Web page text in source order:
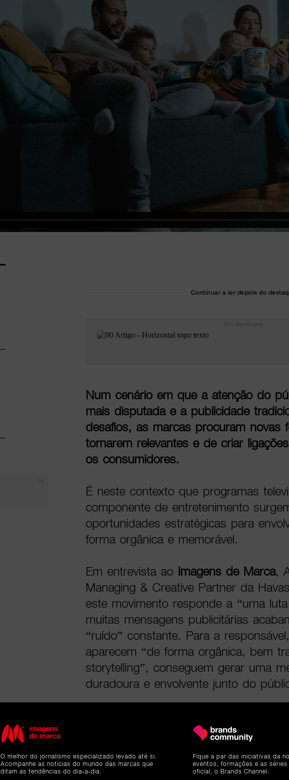
Continuar a ler depois do
Num cenário em que a atenção do
mais disputada e a publicidade
desafios, as marcas procuram novas
tornarem relevantes e de criar
os consumidores.
É neste contexto que programas
componente de entretenimento
oportunidades estratégicas para
forma orgânica e memorável.
Em entrevista ao Imagens de Marca,
Managing & Creative Partner da
este movimento responde a “uma
muitas mensagens publicitárias
“ruído” constante. Para a
aparecem “de forma orgânica, bem
storytelling”, conseguem gerar uma
duradoura e envolvente junto do
televisivo surge da necessidade de
O melhor do jornalismo especializado levado até si.
Acompanhe as notícias do mundo das marcas que
ditam as tendências do dia-a-dia.
Fique a par das iniciativas da
eventos, formações e as
oficial, o Brands Channel.